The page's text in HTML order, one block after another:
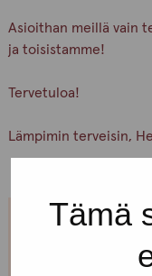
Tämä
Asioithan meillä vain
ja toisistamme!
Tervetuloa!
Lämpimin terveisin,
Jos et pääse
tavata, niin